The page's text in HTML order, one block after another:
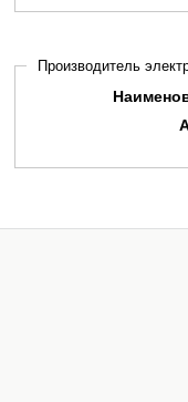
Производитель